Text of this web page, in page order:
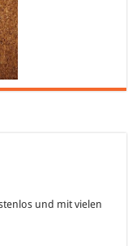
und mit vielen